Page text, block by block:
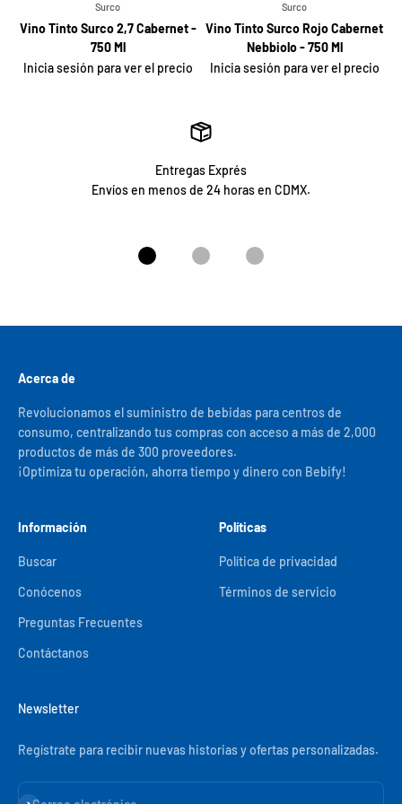
Surco
Vino Tinto Surco 2,7 Cabernet -
750 Ml
Inicia sesión para ver el precio
Surco
Vino Tinto Surco Rojo Cabernet
Nebbiolo - 750 Ml
Inicia sesión para ver el precio
Entregas Exprés
Envíos en menos de 24 horas en CDMX.
Ir al artículo 1Ir al artículo 2Ir al artículo 3
Acerca de
Revolucionamos el suministro de bebidas para centros de
consumo, centralizando tus compras con acceso a más de 2,000
productos de más de 300 proveedores.
¡Optimiza tu operación, ahorra tiempo y dinero con Bebify!
Información
Buscar
Conócenos
Preguntas Frecuentes
Contáctanos
Políticas
Política de privacidad
Términos de servicio
Newsletter
Regístrate para recibir nuevas historias y ofertas personalizadas.